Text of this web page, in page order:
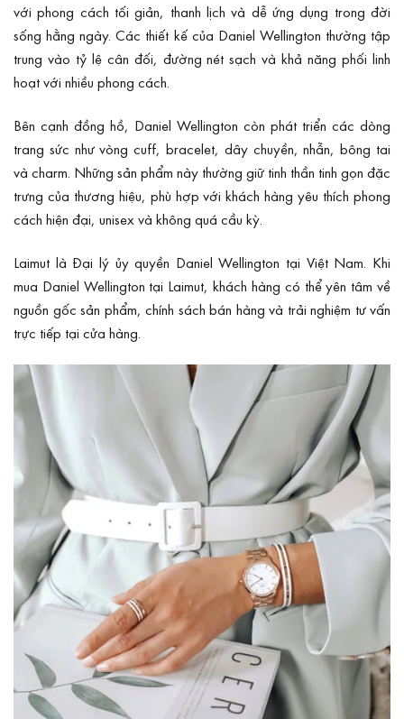
với phong cách tối giản, thanh lịch và dễ ứng dụng trong đời
sống hằng ngày. Các thiết kế của Daniel Wellington thường tập
trung vào tỷ lệ cân đối, đường nét sạch và khả năng phối linh
hoạt với nhiều phong cách.
Bên cạnh đồng hồ, Daniel Wellington còn phát triển các dòng
trang sức như vòng cuff, bracelet, dây chuyền, nhẫn, bông tai
và charm. Những sản phẩm này thường giữ tinh thần tinh gọn đặc
trưng của thương hiệu, phù hợp với khách hàng yêu thích phong
cách hiện đại, unisex và không quá cầu kỳ.
Laimut là Đại lý ủy quyền Daniel Wellington tại Việt Nam. Khi
mua Daniel Wellington tại Laimut, khách hàng có thể yên tâm về
nguồn gốc sản phẩm, chính sách bán hàng và trải nghiệm tư vấn
trực tiếp tại cửa hàng.